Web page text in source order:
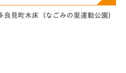
良見町木床 （なごみの里運動公園）